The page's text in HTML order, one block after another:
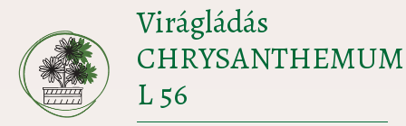
Virágládás
CHRYSANTHEMUM
L 56